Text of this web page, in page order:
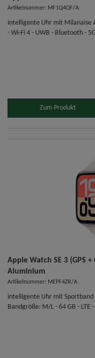
Artikelnummer: MF1Q4QF/A
intelligente Uhr mit Milanaise
- Wi-Fi 4 - UWB - Bluetooth -
Zum Produkt
Apple Watch SE 3 (GPS
Aluminium
Artikelnummer: MEPF4ZR/A
intelligente Uhr mit
Bandgröße: M/L - 64 GB - LTE